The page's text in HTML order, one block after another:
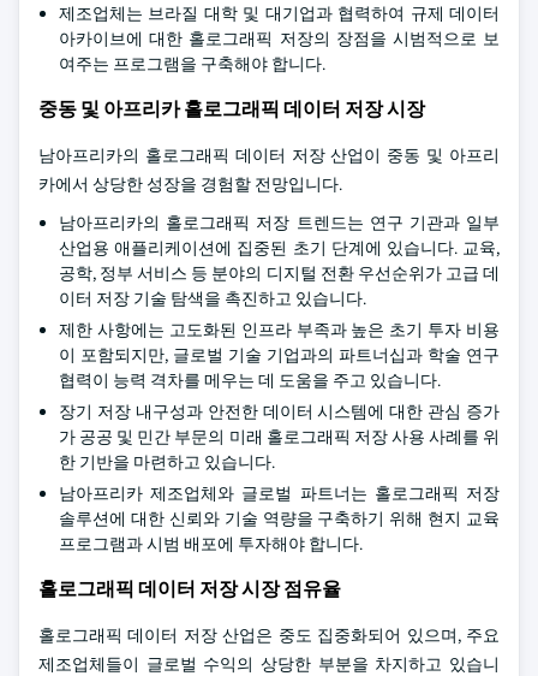
제조업체는 브라질 대학 및 대기업과 협력하여 규제 데이터
아카이브에 대한 홀로그래픽 저장의 장점을 시범적으로 보
여주는 프로그램을 구축해야 합니다.
중동 및 아프리카 홀로그래픽 데이터 저장 시장
남아프리카의 홀로그래픽 데이터 저장 산업이 중동 및 아프리
카에서 상당한 성장을 경험할 전망입니다.
남아프리카의 홀로그래픽 저장 트렌드는 연구 기관과 일부
산업용 애플리케이션에 집중된 초기 단계에 있습니다. 교육,
공학, 정부 서비스 등 분야의 디지털 전환 우선순위가 고급 데
이터 저장 기술 탐색을 촉진하고 있습니다.
제한 사항에는 고도화된 인프라 부족과 높은 초기 투자 비용
이 포함되지만, 글로벌 기술 기업과의 파트너십과 학술 연구
협력이 능력 격차를 메우는 데 도움을 주고 있습니다.
장기 저장 내구성과 안전한 데이터 시스템에 대한 관심 증가
가 공공 및 민간 부문의 미래 홀로그래픽 저장 사용 사례를 위
한 기반을 마련하고 있습니다.
남아프리카 제조업체와 글로벌 파트너는 홀로그래픽 저장
솔루션에 대한 신뢰와 기술 역량을 구축하기 위해 현지 교육
프로그램과 시범 배포에 투자해야 합니다.
홀로그래픽 데이터 저장 시장 점유율
홀로그래픽 데이터 저장 산업은 중도 집중화되어 있으며, 주요
제조업체들이 글로벌 수익의 상당한 부분을 차지하고 있습니